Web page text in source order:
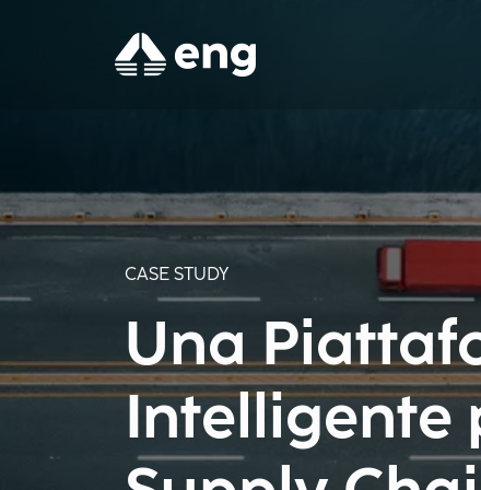
CASE STUDY
Una
Intelligente